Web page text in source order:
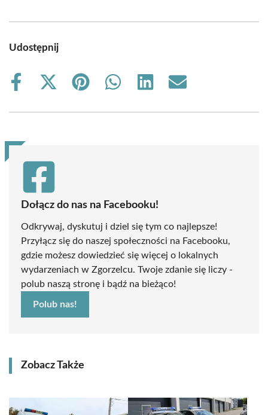
Udostępnij
Share
Share
(Twitter)
Share
Share
Share
Share
Dołącz do nas na Facebooku!
Odkrywaj, dyskutuj i dziel się tym co najlepsze!
Przyłącz się do naszej społeczności na Facebooku,
gdzie możesz dowiedzieć się więcej o lokalnych
wydarzeniach w Zgorzelcu. Twoje zdanie się liczy -
polub naszą stronę i bądź na bieżąco!
Polub nas!
Zobacz Także